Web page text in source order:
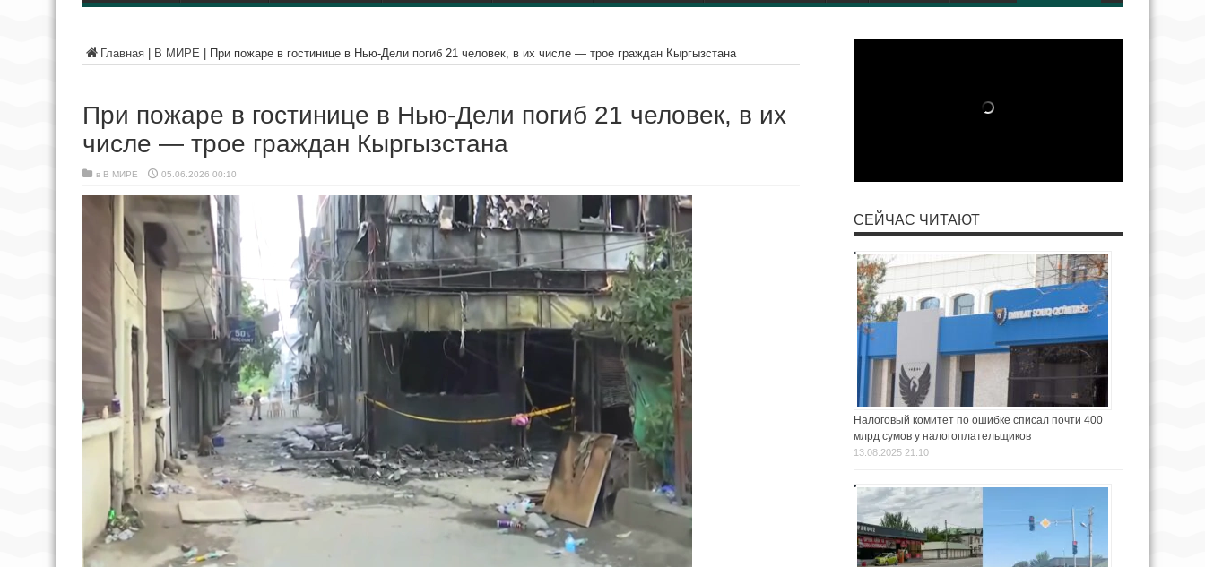
Главная В МИРЕ При пожаре в гостинице в Нью-Дели погиб 21 человек, в их числе — трое граждан Кыргызстана
При пожаре в гостинице в Нью-Дели погиб 21 человек, в их
числе — трое граждан Кыргызстана
в В МИРЕ 05.06.2026 00:10
СЕЙЧАС ЧИТАЮТ
Налоговый комитет по ошибке списал почти 400
млрд сумов у налогоплательщиков
13.08.2025 21:10